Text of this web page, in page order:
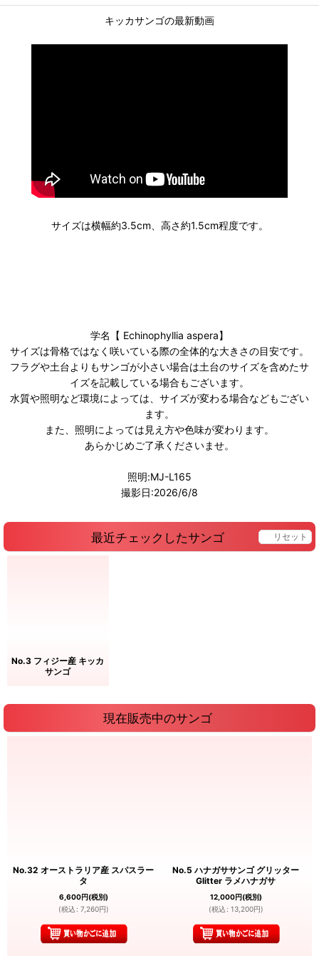
キッカサンゴの最新動画
サイズは横幅約3.5cm、高さ約1.5cm程度です。
学名【 Echinophyllia aspera】
サイズは骨格ではなく咲いている際の全体的な大きさの目安です。
フラグや土台よりもサンゴが小さい場合は土台のサイズを含めたサ
イズを記載している場合もございます。
水質や照明など環境によっては、サイズが変わる場合などもござい
ます。
また、照明によっては見え方や色味が変わります。
あらかじめご了承くださいませ。
照明:MJ-L165
撮影日:2026/6/8
最近チェックしたサンゴ リセット
No.3 フィジー産 キッカ
サンゴ
現在販売中のサンゴ
No.32 オーストラリア産 スパスラー
タ
6,600円(税別)
(税込 : 7,260円)
No.5 ハナガササンゴ グリッター
Glitter ラメハナガサ
12,000円(税別)
(税込 : 13,200円)